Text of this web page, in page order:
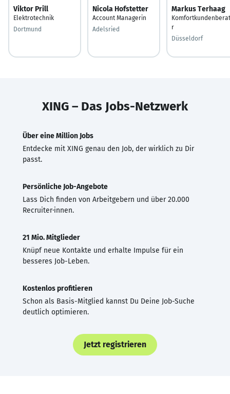
Viktor Prill
Elektrotechnik
Dortmund
Nicola Hofstetter
Account Managerin
Adelsried
Markus Terhaag
r
Düsseldorf
XING – Das Jobs-Netzwerk
Über eine Million Jobs
Entdecke mit XING genau den Job, der wirklich zu Dir
passt.
Persönliche Job-Angebote
Lass Dich finden von Arbeitgebern und über 20.000
Recruiter·innen.
21 Mio. Mitglieder
Knüpf neue Kontakte und erhalte Impulse für ein
besseres Job-Leben.
Kostenlos profitieren
Schon als Basis-Mitglied kannst Du Deine Job-Suche
deutlich optimieren.
Jetzt registrieren